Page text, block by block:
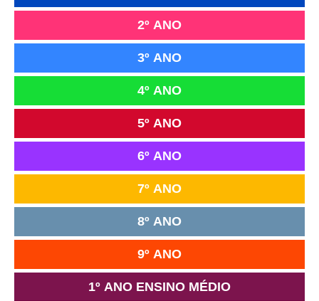
2º ANO
3º ANO
4º ANO
5º ANO
6º ANO
7º ANO
8º ANO
9º ANO
1º ANO ENSINO MÉDIO